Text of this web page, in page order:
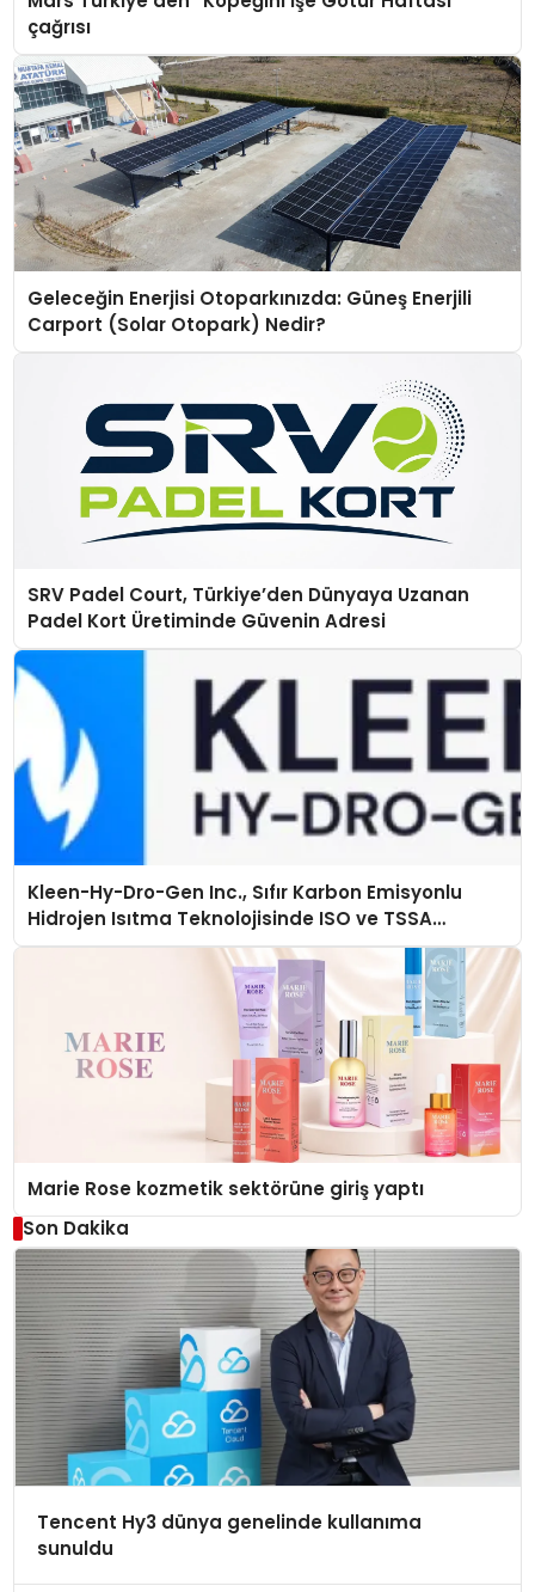
çağrısı
Geleceğin Enerjisi Otoparkınızda: Güneş Enerjili
Carport (Solar Otopark) Nedir?
SRV Padel Court, Türkiye’den Dünyaya Uzanan
Padel Kort Üretiminde Güvenin Adresi
Kleen-Hy-Dro-Gen Inc., Sıfır Karbon Emisyonlu
Hidrojen Isıtma Teknolojisinde ISO ve TSSA
Düzenleyici Onaylarını Aldı
Marie Rose kozmetik sektörüne giriş yaptı
Son Dakika
Tencent Hy3 dünya genelinde kullanıma
sunuldu